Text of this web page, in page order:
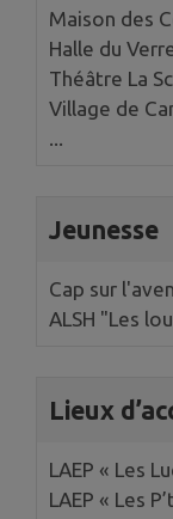
Maison des
Halle du
Théâtre La
Village de
...
Jeunesse
Cap sur
ALSH "Les
Lieux
LAEP « Les
Tréviers
LAEP « Les